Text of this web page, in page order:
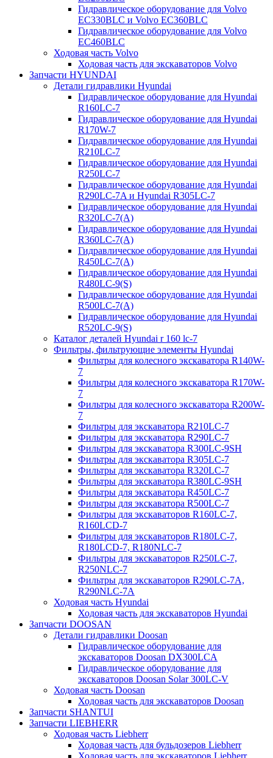
Гидравлическое оборудование для Volvo
EC330BLC и Volvo EC360BLC
Гидравлическое оборудование для Volvo
EC460BLC
Ходовая часть Volvo
Ходовая часть для экскаваторов Volvo
Запчасти HYUNDAI
Детали гидравлики Hyundai
Гидравлическое оборудование для Hyundai
R160LC-7
Гидравлическое оборудование для Hyundai
R170W-7
Гидравлическое оборудование для Hyundai
R210LC-7
Гидравлическое оборудование для Hyundai
R250LC-7
Гидравлическое оборудование для Hyundai
R290LC-7A и Hyundai R305LC-7
Гидравлическое оборудование для Hyundai
R320LC-7(A)
Гидравлическое оборудование для Hyundai
R360LC-7(A)
Гидравлическое оборудование для Hyundai
R450LC-7(A)
Гидравлическое оборудование для Hyundai
R480LC-9(S)
Гидравлическое оборудование для Hyundai
R500LC-7(A)
Гидравлическое оборудование для Hyundai
R520LC-9(S)
Каталог деталей Hyundai r 160 lc-7
Фильтры, фильтрующие элементы Hyundai
Фильтры для колесного экскаватора R140W-
7
Фильтры для колесного экскаватора R170W-
7
Фильтры для колесного экскаватора R200W-
7
Фильтры для экскаватора R210LC-7
Фильтры для экскаватора R290LC-7
Фильтры для экскаватора R300LC-9SH
Фильтры для экскаватора R305LC-7
Фильтры для экскаватора R320LC-7
Фильтры для экскаватора R380LC-9SH
Фильтры для экскаватора R450LC-7
Фильтры для экскаватора R500LC-7
Фильтры для экскаваторов R160LC-7,
R160LCD-7
Фильтры для экскаваторов R180LC-7,
R180LCD-7, R180NLC-7
Фильтры для экскаваторов R250LC-7,
R250NLC-7
Фильтры для экскаваторов R290LC-7A,
R290NLC-7A
Ходовая часть Hyundai
Ходовая часть для экскаваторов Hyundai
Запчасти DOOSAN
Детали гидравлики Doosan
Гидравлическое оборудование для
экскаваторов Doosan DX300LCA
Гидравлическое оборудование для
экскаваторов Doosan Solar 300LC-V
Ходовая часть Doosan
Ходовая часть для экскаваторов Doosan
Запчасти SHANTUI
Запчасти LIEBHERR
Ходовая часть Liebherr
Ходовая часть для бульдозеров Liebherr
Ходовая часть для экскаваторов Liebherr